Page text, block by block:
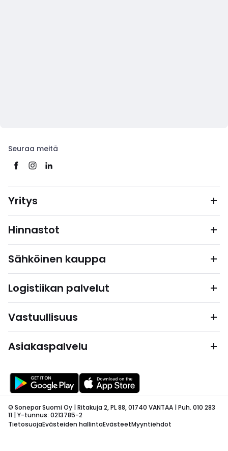
Seuraa meitä
Yritys
Hinnastot
Sähköinen kauppa
Logistiikan palvelut
Vastuullisuus
Asiakaspalvelu
© Sonepar Suomi Oy | Ritakuja 2, PL 88, 01740 VANTAA | Puh. 010 283
11 | Y-tunnus: 0213785-2
TietosuojaEvästeiden hallintaEvästeetMyyntiehdot